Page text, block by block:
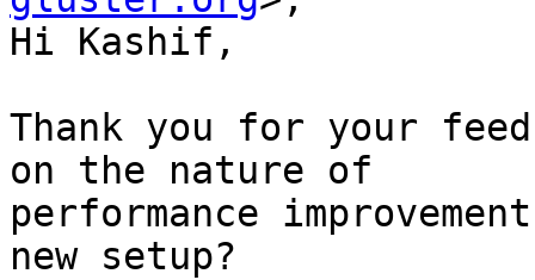
Hi Kashif,
Thank you for your
on the nature of
performance
new setup?